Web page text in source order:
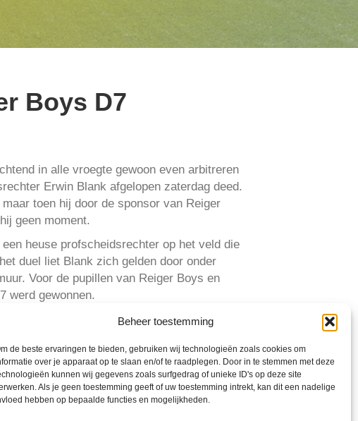
Beheer toestemming
de beste ervaringen te bieden, gebruiken wij technologieën zoals cookies om
over je apparaat op te slaan en/of te raadplegen. Door in te stemmen met deze
kunnen wij gegevens zoals surfgedrag of unieke ID's op deze site
Als je geen toestemming geeft of uw toestemming intrekt, kan dit een nadelige
hebben op bepaalde functies en mogelijkheden.
Boys D7
in alle vroegte gewoon even arbitreren
Erwin Blank afgelopen zaterdag deed.
toen hij door de sponsor van Reiger
geen moment.
heuse profscheidsrechter op het veld die
duel liet Blank zich gelden door onder
Voor de pupillen van Reiger Boys en
werd gewonnen.